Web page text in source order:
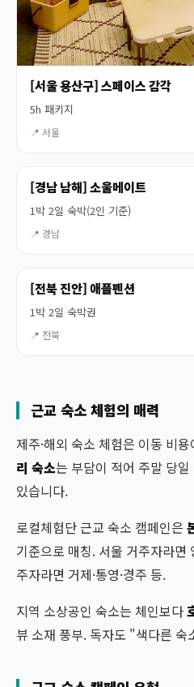
[서울 용산구] 스페이스 감각
5h 패키지
📍 서울
[경남 남해] 소울메이트
1박 2일 숙박(2인 기준)
📍 경남
[전북 진안] 애플펜션
1박 2일 숙박권
📍 전북
근교 숙소 체험의 매력
제주·해외 숙소 체험은 이동 비
리 숙소는 부담이 적어 주말 당
있습니다.
로컬체험단 근교 숙소 캠페인은
기준으로 매칭. 서울 거주자라면
주자라면 거제·통영·경주 등.
지역 소상공인 숙소는 체인보다
뷰 소재 풍부. 독자도 "색다른 숙